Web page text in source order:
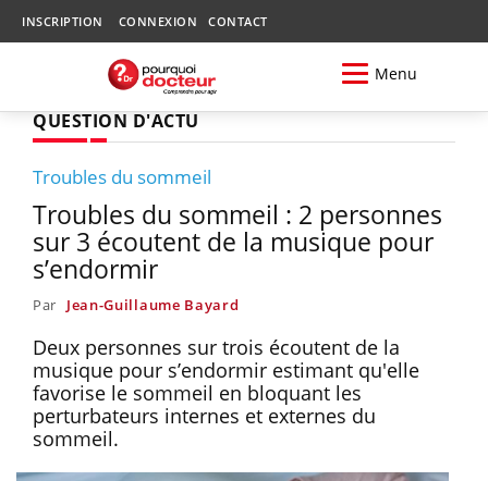
INSCRIPTION CONNEXION CONTACT
Menu
QUESTION D'ACTU
Troubles du sommeil
Troubles du sommeil : 2 personnes
sur 3 écoutent de la musique pour
s’endormir
Par Jean-Guillaume Bayard
Deux personnes sur trois écoutent de la
musique pour s’endormir estimant qu'elle
favorise le sommeil en bloquant les
perturbateurs internes et externes du
sommeil.